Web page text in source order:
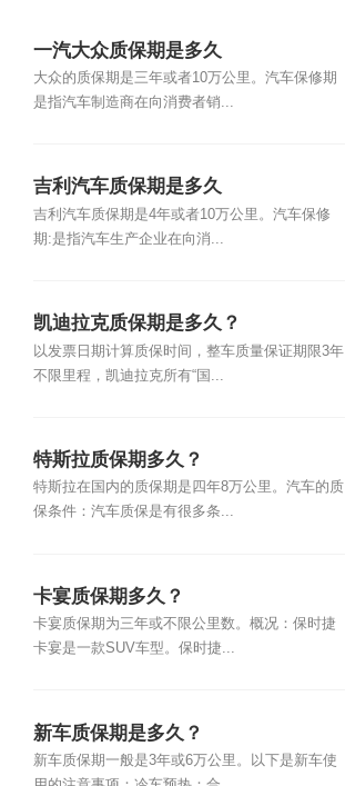
一汽大众质保期是多久
大众的质保期是三年或者10万公里。汽车保修期
是指汽车制造商在向消费者销...
吉利汽车质保期是多久
吉利汽车质保期是4年或者10万公里。汽车保修
期:是指汽车生产企业在向消...
凯迪拉克质保期是多久？
以发票日期计算质保时间，整车质量保证期限3年
不限里程，凯迪拉克所有“国...
特斯拉质保期多久？
特斯拉在国内的质保期是四年8万公里。汽车的质
保条件：汽车质保是有很多条...
卡宴质保期多久？
卡宴质保期为三年或不限公里数。概况：保时捷
卡宴是一款SUV车型。保时捷...
新车质保期是多久？
新车质保期一般是3年或6万公里。以下是新车使